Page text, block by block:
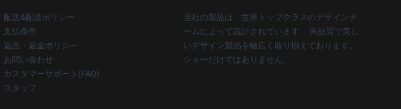
配送&配送ポリシー
支払条件
返品・返金ポリシー
お問い合わせ
カスタマーサポート(FAQ)
スタッフ
当社の製品は、世界トップクラスのデザインチ
ームによって設計されています。 高品質で美し
いデザイン製品を幅広く取り揃えております。
ショーだけではありません。